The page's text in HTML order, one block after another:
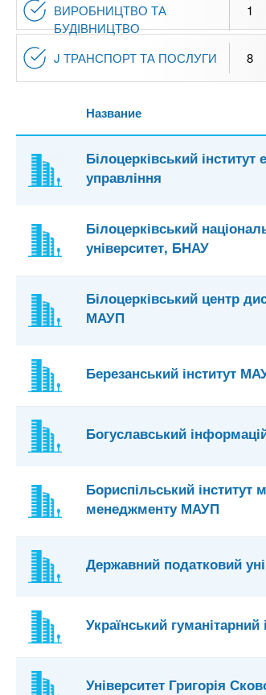
ВИРОБНИЦТВО ТА
БУДІВНИЦТВО
1
J ТРАНСПОРТ ТА ПОСЛУГИ 8
Название
Білоцерківський інститут
управління
Білоцерківський
університет, БНАУ
Білоцерківський центр
МАУП
Березанський інститут
Богуславський
Бориспільський інститут
менеджменту МАУП
Державний податковий
Український гуманітарний
Університет Григорія